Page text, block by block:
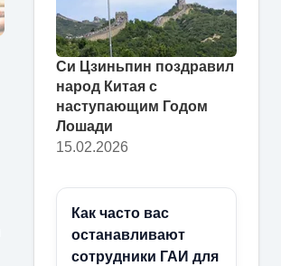
Си Цзиньпин поздравил
народ Китая с
наступающим Годом
Лошади
15.02.2026
Как часто вас
останавливают
сотрудники ГАИ для